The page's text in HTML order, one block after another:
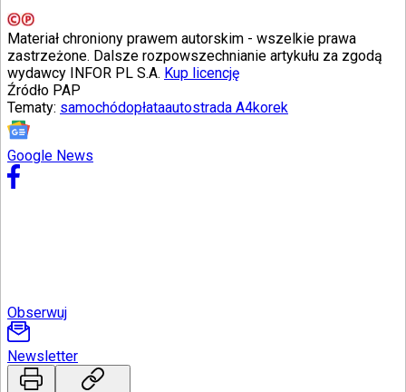
Materiał chroniony prawem autorskim - wszelkie prawa
zastrzeżone. Dalsze rozpowszechnianie artykułu za zgodą
wydawcy INFOR PL S.A. Kup licencję
Źródło PAP
Tematy: samochódopłataautostrada A4korek
Google News
Obserwuj
Newsletter